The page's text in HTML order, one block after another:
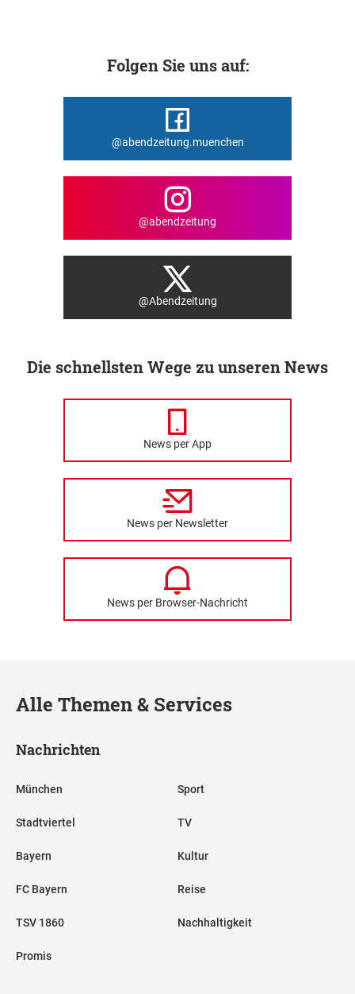
Folgen Sie uns auf:
@abendzeitung.muenchen
@abendzeitung
@Abendzeitung
Die schnellsten Wege zu unseren News
News per App
News per Newsletter
News per Browser-Nachricht
Alle Themen & Services
Nachrichten
München
Stadtviertel
Bayern
FC Bayern
TSV 1860
Promis
Sport
TV
Kultur
Reise
Nachhaltigkeit